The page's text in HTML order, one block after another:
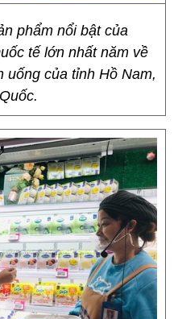
phẩm nổi bật của
tế lớn nhất năm về
uống của tỉnh Hồ Nam,